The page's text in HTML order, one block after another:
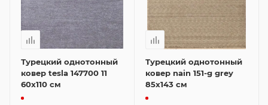
Турецкий однотонный
ковер tesla 147700 11
60x110 см
Турецкий однотонный
ковер nain 151-g grey
85x143 см